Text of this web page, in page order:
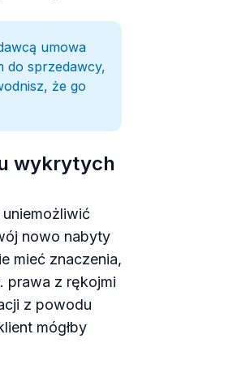
umowa
do sprzedawcy,
że go
wykrytych
nowo nabyty
mieć znaczenia,
prawa z rękojmi
z powodu
mógłby